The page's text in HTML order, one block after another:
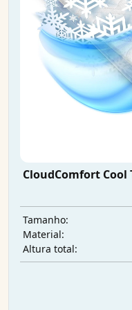
CloudComfort Cool
Tamanho:
Material:
Altura total: